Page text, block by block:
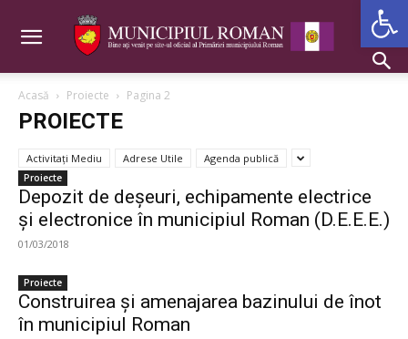
Acasă Proiecte Pagina 2
PROIECTE
Activitaţi Mediu Adrese Utile Agenda publică
Proiecte
Depozit de deşeuri, echipamente electrice
şi electronice în municipiul Roman (D.E.E.E.)
01/03/2018
Proiecte
Construirea şi amenajarea bazinului de înot
în municipiul Roman